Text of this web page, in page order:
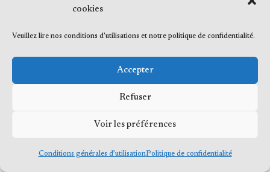
cookies
Veuillez lire nos conditions d'utilisations et notre politique de confidentialité.
Accepter
Refuser
Voir les préférences
Conditions générales d’utilisationPolitique de confidentialité